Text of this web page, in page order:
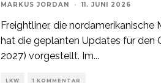
MARKUS JORDAN · 11. JUNI 2026
Freightliner, die nordamerikanische
hat die geplanten Updates für den
2027) vorgestellt. Im...
LKW 1 KOMMENTAR